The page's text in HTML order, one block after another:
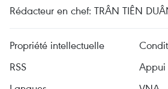
Rédacteur en chef: TRÂN TIÊN
Propriété intellectuelle
RSS
Appui